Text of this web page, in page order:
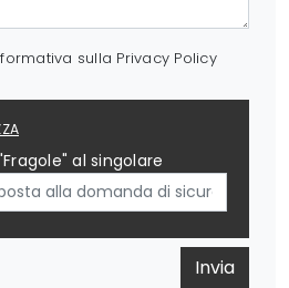
sulla Privacy Policy
al singolare
Invia